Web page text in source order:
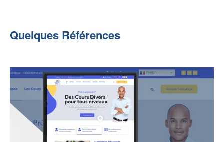
Quelques Références